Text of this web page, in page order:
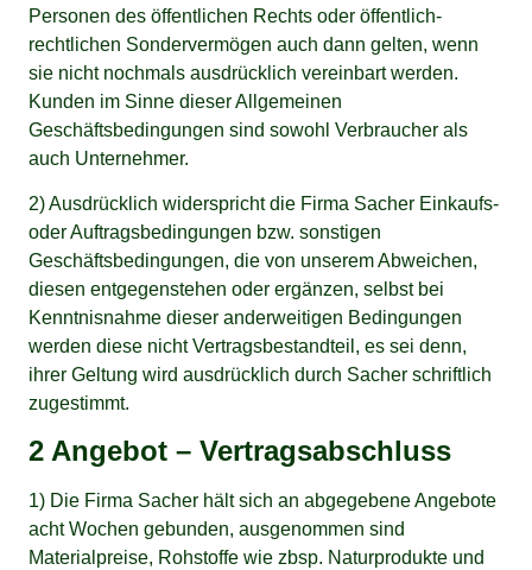
Personen des öffentlichen Rechts oder öffentlich-
rechtlichen Sondervermögen auch dann gelten, wenn
sie nicht nochmals ausdrücklich vereinbart werden.
Kunden im Sinne dieser Allgemeinen
Geschäftsbedingungen sind sowohl Verbraucher als
auch Unternehmer.
2) Ausdrücklich widerspricht die Firma Sacher Einkaufs-
oder Auftragsbedingungen bzw. sonstigen
Geschäftsbedingungen, die von unserem Abweichen,
diesen entgegenstehen oder ergänzen, selbst bei
Kenntnisnahme dieser anderweitigen Bedingungen
werden diese nicht Vertragsbestandteil, es sei denn,
ihrer Geltung wird ausdrücklich durch Sacher schriftlich
zugestimmt.
2 Angebot – Vertragsabschluss
1) Die Firma Sacher hält sich an abgegebene Angebote
acht Wochen gebunden, ausgenommen sind
Materialpreise, Rohstoffe wie zbsp. Naturprodukte und